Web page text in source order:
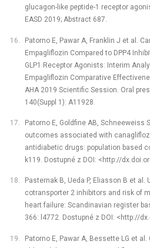
glucagon-like peptide-1 receptor
EASD 2019; Abstract 687.
Patorno E, Pawar A, Franklin J et al.
Empagliflozin Compared to DPP4
GLP1 Receptor Agonists: Interim
Empagliflozin Comparative
AHA 2019 Scientific Session. Oral
140(Suppl 1): A11928.
Patorno E, Goldfine AB, Schneeweiss
outcomes associated with
antidiabetic drugs: population based
k119. Dostupné z DOI: <http://
Pasternak B, Ueda P, Eliasson B et
cotransporter 2 inhibitors and risk of
heart failure: Scandinavian register
366: l4772. Dostupné z DOI: <http://
Patorno E, Pawar A, Bessette LG et